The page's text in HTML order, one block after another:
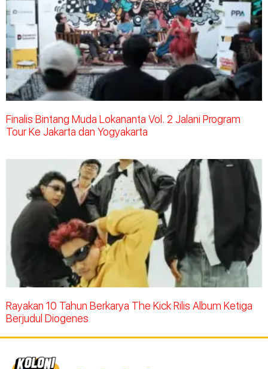
Finalis Bintang Muda Lokananta Vol. 2 Jalani Program
Tour Ke Jakarta dan Yogyakarta
Rayakan 10 Tahun Berkarya The Kick Rilis Album Ketiga
Berjudul Diogenes